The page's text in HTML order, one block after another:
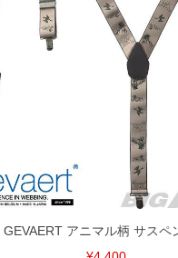
・交換不可となりますので、予
い商品がございます。(例：裾
る等)
到着後1週間以内にご連絡くだ
商品の性質上、返品交換不可
GEVAERT アニマル柄 サスペ